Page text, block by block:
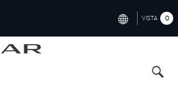
UNITED KINGDOM (ENGLISH)
VISTA 0